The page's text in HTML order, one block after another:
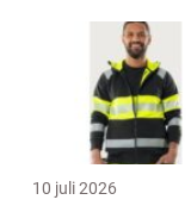
10 juli 2026